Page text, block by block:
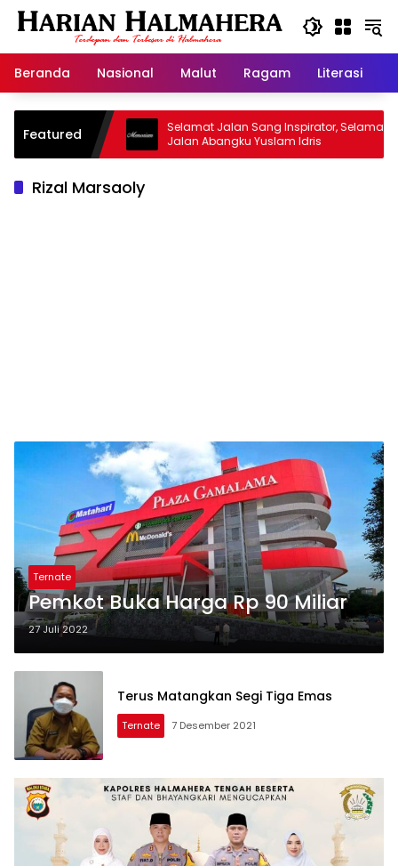
Langsung
Beranda
Nasional Malut Ragam Literasi
Featured
Warisan
Selamat Jalan Sang Inspirator, Selamat
Jalan Abangku Yuslam Idris
Rizal Marsaoly
Ternate
Pemkot Buka Harga Rp 90 Miliar
27 Juli 2022
Terus Matangkan Segi Tiga Emas
Ternate 7 Desember 2021